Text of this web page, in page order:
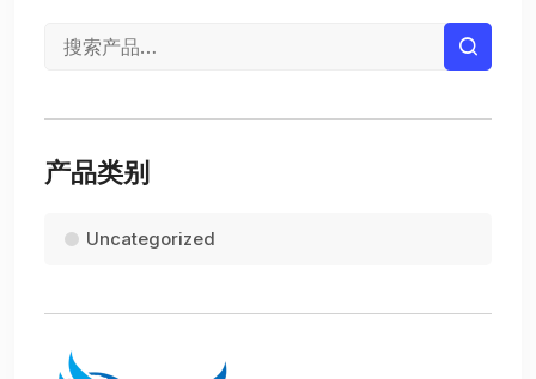
产品类别
Uncategorized